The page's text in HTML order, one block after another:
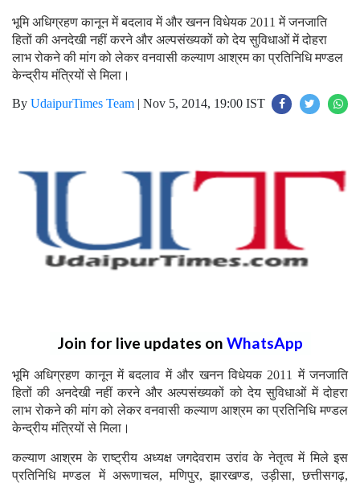
भूमि अधिग्रहण कानून में बदलाव में और खनन विधेयक 2011 में जनजाति
हितों की अनदेखी नहीं करने और अल्पसंख्यकों को देय सुविधाओं में दोहरा
लाभ रोकने की मांग को लेकर वनवासी कल्याण आश्रम का प्रतिनिधि मण्डल
केन्द्रीय मंत्रियों से मिला।
By UdaipurTimes Team | Nov 5, 2014, 19:00 IST
Join for live updates on WhatsApp
भूमि अधिग्रहण कानून में बदलाव में और खनन विधेयक 2011 में जनजाति
हितों की अनदेखी नहीं करने और अल्पसंख्यकों को देय सुविधाओं में दोहरा
लाभ रोकने की मांग को लेकर वनवासी कल्याण आश्रम का प्रतिनिधि मण्डल
केन्द्रीय मंत्रियों से मिला।
कल्याण आश्रम के राष्ट्रीय अध्यक्ष जगदेवराम उरांव के नेतृत्व में मिले इस
प्रतिनिधि मण्डल में अरूणाचल, मणिपुर, झारखण्ड, उड़ीसा, छत्तीसगढ़,